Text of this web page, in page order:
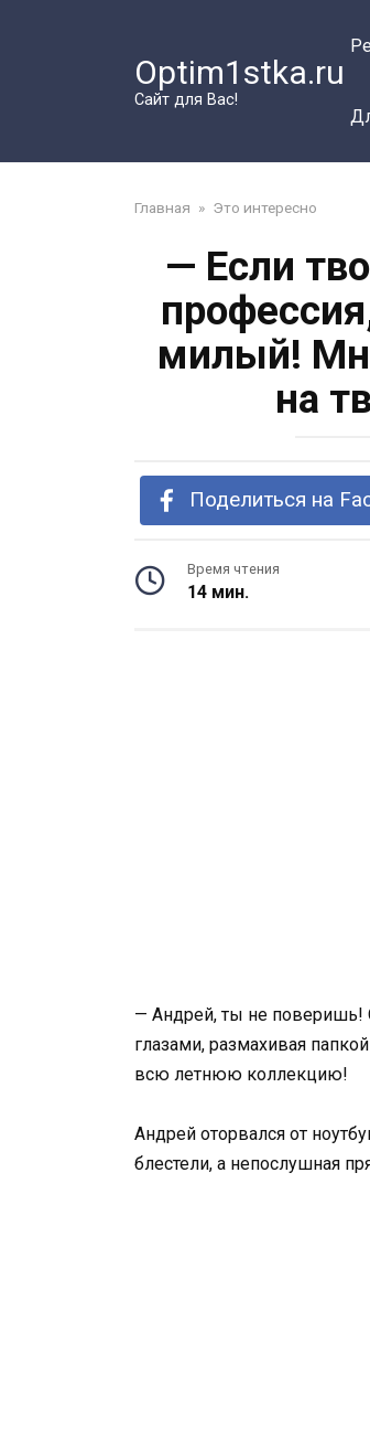
Optim1stka.ru
Сайт для Вас!
Главная » Это интересно
— Если
милый!
на
Поделиться на
Время чтения
14 мин.
— Андрей, ты не
глазами, размахивая
всю летнюю коллекцию!
Андрей оторвался от
блестели, а непослушная